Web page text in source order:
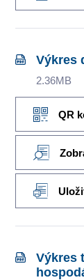
Výkres
2.36MB
QR
Výkres